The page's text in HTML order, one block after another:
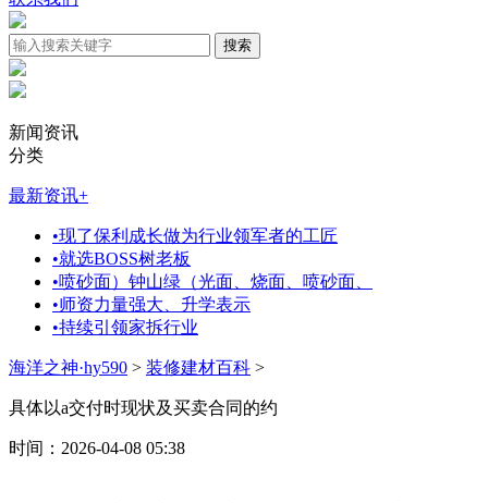
新闻资讯
分类
最新资讯+
•现了保利成长做为行业领军者的工匠
•就选BOSS树老板
•喷砂面）钟山绿（光面、烧面、喷砂面、
•师资力量强大、升学表示
•持续引领家拆行业
海洋之神·hy590 > 装修建材百科 >
具体以a交付时现状及买卖合同的约
时间：2026-04-08 05:38